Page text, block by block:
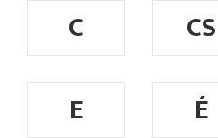
C
CS
E
É